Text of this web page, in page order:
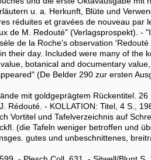
u. a. Herkunft, Blüte und
réduites et gravées de nouveau par
de M. Redouté" (Verlagsprospekt). -
de la Roche's observation
their day. Included were many of the
botanical and documentary
(De Belder 290 zur ersten
mit goldgeprägtem Rückentitel.
Rédouté. - KOLLATION: Titel, 4 S.,
Vortitel und Tafelverzeichnis auf
(die Tafeln weniger betroffen und
gutes und unbeschnittenes,